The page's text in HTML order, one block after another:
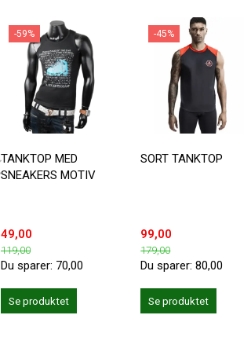
-59%
TANKTOP MED
SNEAKERS MOTIV
49,00
119,00
Du sparer: 70,00
Se produktet
-45%
SORT TANKTOP
99,00
179,00
Du sparer:80,00
Se produktet